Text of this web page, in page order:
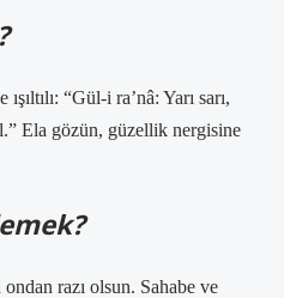
“Gül-i ra’nâ: Yarı sarı,
Ela gözün, güzellik nergisine
razı olsun. Sahabe ve